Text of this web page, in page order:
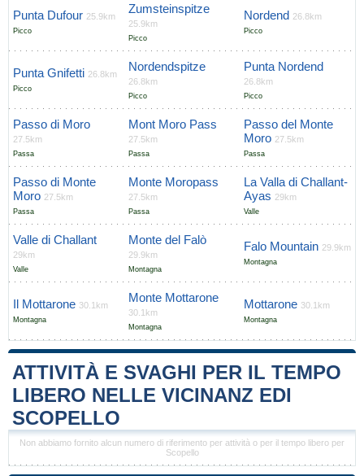
Punta Dufour 25.9km
Picco
Zumsteinspitze
25.9km
Picco
Nordend 26.8km
Picco
Punta Gnifetti 26.8km
Picco
Nordendspitze
26.8km
Picco
Punta Nordend
26.8km
Picco
Passo di Moro
27.5km
Passa
Mont Moro Pass
27.5km
Passa
Passo del Monte
Moro 27.5km
Passa
Passo di Monte
Moro 27.5km
Passa
Monte Moropass
27.5km
Passa
La Valla di Challant-
Ayas 29km
Valle
Valle di Challant
29km
Valle
Monte del Falò
29.9km
Montagna
Falo Mountain 29.9km
Montagna
Il Mottarone 30.1km
Montagna
Monte Mottarone
30.1km
Montagna
Mottarone 30.1km
Montagna
ATTIVITÀ E SVAGHI PER IL TEMPO
LIBERO NELLE VICINANZ EDI
SCOPELLO
Non abbiamo fornito alcun numero di riferimento per attività o per il tempo libero per
Scopello